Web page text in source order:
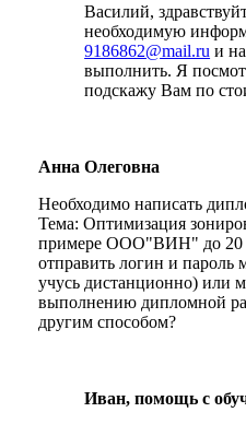
Василий,
необходимую
9186862@mail.ru и
выполнить. Я
подскажу Вам по
Анна Олеговна
Необходимо написать
Тема: Оптимизация
примере ООО"ВИН" до 20
отправить логин и пароль
учусь дистанционно) или
выполнению дипломной
другим способом?
Иван, помощь с